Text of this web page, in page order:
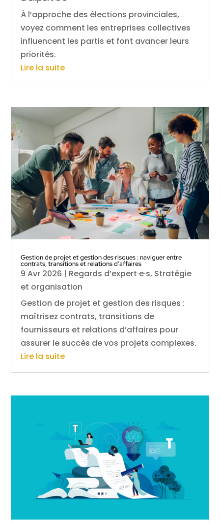
À l’approche des élections provinciales,
voyez comment les entreprises collectives
influencent les partis et font avancer leurs
priorités.
Lire la suite
Gestion de projet et gestion des risques : naviguer entre
contrats, transitions et relations d’affaires
9 Avr 2026 | Regards d’expert·e·s, Stratégie
et organisation
Gestion de projet et gestion des risques :
maîtrisez contrats, transitions de
fournisseurs et relations d’affaires pour
assurer le succès de vos projets complexes.
Lire la suite